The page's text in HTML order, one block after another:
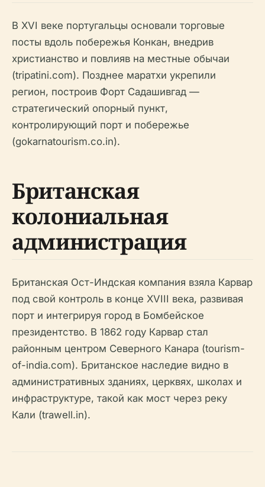
В XVI веке португальцы основали торговые
посты вдоль побережья Конкан, внедрив
христианство и повлияв на местные обычаи
(tripatini.com). Позднее маратхи укрепили
регион, построив Форт Садашивгад —
стратегический опорный пункт,
контролирующий порт и побережье
(gokarnatourism.co.in).
Британская
колониальная
администрация
Британская Ост-Индская компания взяла Карвар
под свой контроль в конце XVIII века, развивая
порт и интегрируя город в Бомбейское
президентство. В 1862 году Карвар стал
районным центром Северного Канара (tourism-
of-india.com). Британское наследие видно в
административных зданиях, церквях, школах и
инфраструктуре, такой как мост через реку
Кали (trawell.in).